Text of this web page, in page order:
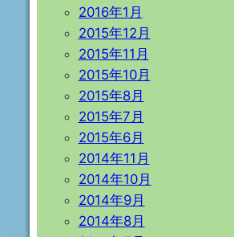
2016年1月
2015年12月
2015年11月
2015年10月
2015年8月
2015年7月
2015年6月
2014年11月
2014年10月
2014年9月
2014年8月